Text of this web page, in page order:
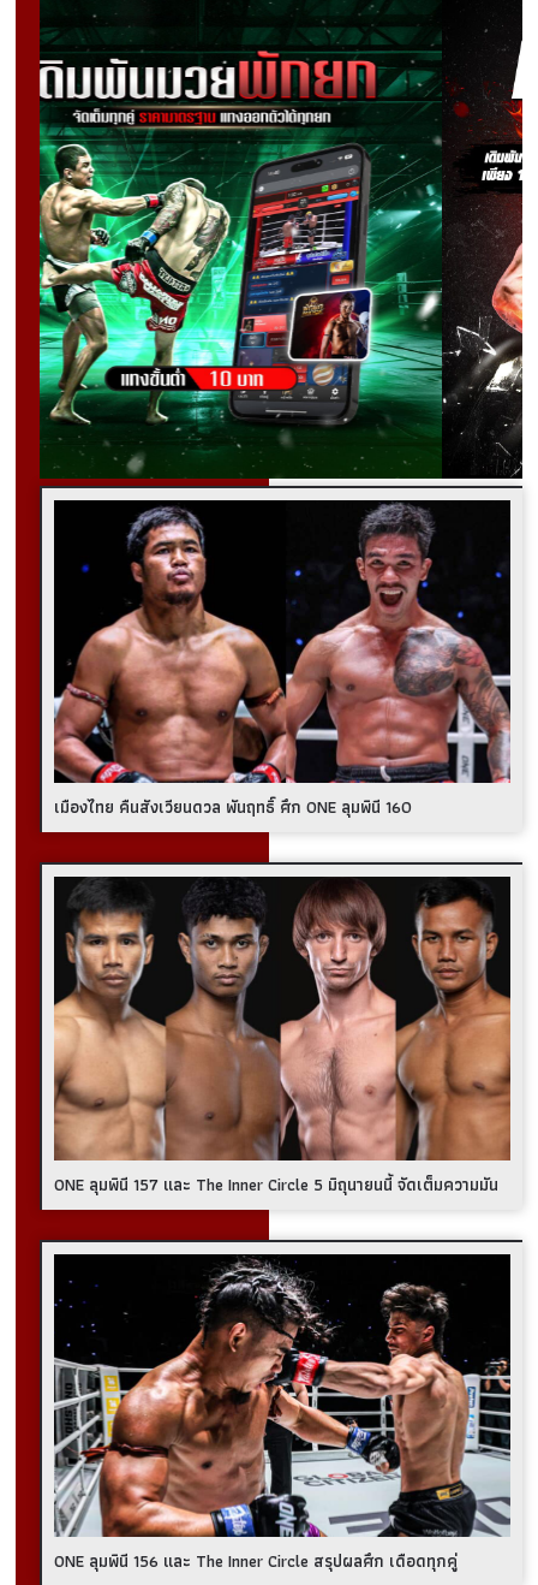
เมืองไทย คืนสังเวียนดวล พันฤทธิ์ ศึก ONE ลุมพินี 160
ONE ลุมพินี 157 และ The Inner Circle 5 มิถุนายนนี้ จัดเต็มความมัน
ONE ลุมพินี 156 และ The Inner Circle สรุปผลศึก เดือดทุกคู่